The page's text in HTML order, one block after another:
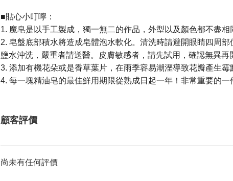
■貼心小叮嚀：
1. 魔皂是以手工製成，獨一無二的作品，外型以及顏色都不盡
2. 皂盤底部積水將造成皂體泡水軟化。清洗時請避開眼睛四周
鹽水沖洗，嚴重者請送醫。皮膚敏感者，請先試用，確認無異再
3. 添加有機花朵或是香草葉片，在雨季容易潮溼導致花瓣產生
4. 每一塊精油皂的最佳鮮用期限從熟成日起一年！非常重要的一
顧客評價
尚未有任何評價